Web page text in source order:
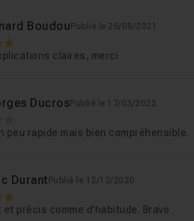
Boudou Publié le 26/08/2021
claires, merci
DucrosPublié le 17/03/2022
peu rapide mais bien compréhensible.
Durant Publié le 12/12/2020
et précis comme d'habitude. Bravo